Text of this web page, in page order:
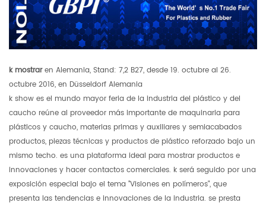
k mostraren Alemania, Stand: 7,2 B27, desde 19. octubre al 26.
octubre 2016, en Düsseldorf Alemania
k show es el mundo mayor feria de la industria del plástico y del
caucho reúne al proveedor más importante de maquinaria para
plásticos y caucho, materias primas y auxiliares y semiacabados
productos, piezas técnicas y productos de plástico reforzado bajo un
mismo techo. es una plataforma ideal para mostrar productos e
innovaciones y hacer contactos comerciales. k será seguido por una
exposición especial bajo el tema "Visiones en polímeros", que
presenta las tendencias e innovaciones de la industria. se presta